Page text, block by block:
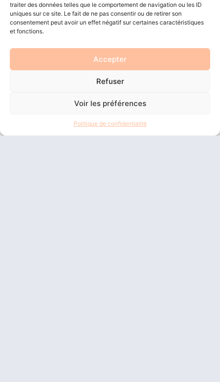
traiter des données telles que le comportement de navigation ou les ID
uniques sur ce site. Le fait de ne pas consentir ou de retirer son
consentement peut avoir un effet négatif sur certaines caractéristiques
et fonctions.
Accepter
Refuser
Voir les préférences
Politique de confidentialité